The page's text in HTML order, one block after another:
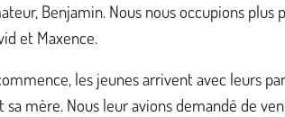
Benjamin. Nous nous occupions
et Maxence.
les jeunes arrivent avec leurs
sa mère. Nous leur avions demandé de